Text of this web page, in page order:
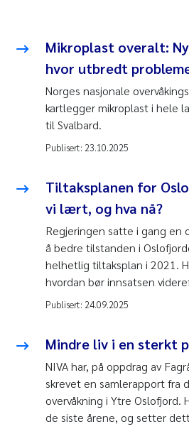
Mikroplast overalt:
hvor utbredt
Norges nasjonale
kartlegger mikroplast i hele
til Svalbard.
Publisert: 23.10.2025
Tiltaksplanen for
vi lært, og hva nå?
Regjeringen satte i gang en
å bedre tilstanden i
helhetlig tiltaksplan i 2021.
hvordan bør innsatsen
Publisert: 24.09.2025
Mindre liv i en sterkt
NIVA har, på oppdrag av
skrevet en samlerapport fra
overvåkning i Ytre Oslofjord.
de siste årene, og setter